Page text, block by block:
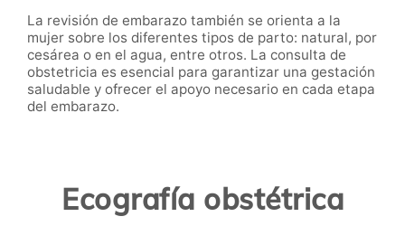
La revisión de embarazo también se orienta a la
mujer sobre los diferentes tipos de parto: natural, por
cesárea o en el agua, entre otros. La consulta de
obstetricia es esencial para garantizar una gestación
saludable y ofrecer el apoyo necesario en cada etapa
del embarazo.
Ecografía obstétrica